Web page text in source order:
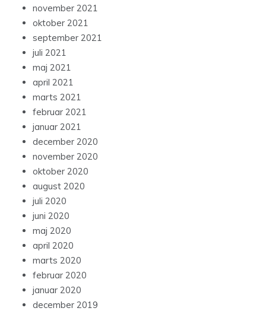
november 2021
oktober 2021
september 2021
juli 2021
maj 2021
april 2021
marts 2021
februar 2021
januar 2021
december 2020
november 2020
oktober 2020
august 2020
juli 2020
juni 2020
maj 2020
april 2020
marts 2020
februar 2020
januar 2020
december 2019